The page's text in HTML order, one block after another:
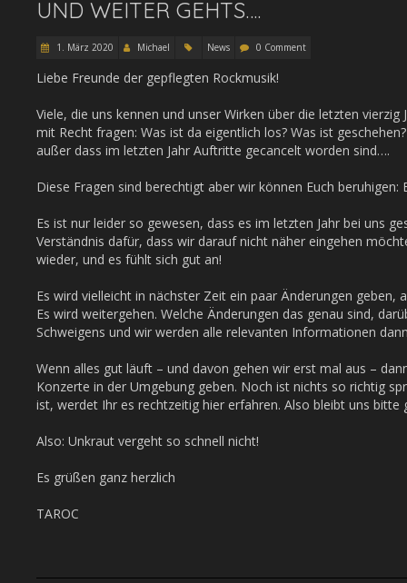
UND WEITER GEHTS….
1. März 2020 Michael News 0 Comment
Liebe Freunde der gepflegten Rockmusik!
Viele, die uns kennen und unser Wirken über die letzten
mit Recht fragen: Was ist da eigentlich los? Was ist
außer dass im letzten Jahr Auftritte gecancelt worden sind….
Diese Fragen sind berechtigt aber wir können Euch beruhigen:
Es ist nur leider so gewesen, dass es im letzten Jahr bei uns
Verständnis dafür, dass wir darauf nicht näher eingehen
wieder, und es fühlt sich gut an!
Es wird vielleicht in nächster Zeit ein paar Änderungen geben,
Es wird weitergehen. Welche Änderungen das genau sind,
Schweigens und wir werden alle relevanten Informationen
Wenn alles gut läuft – und davon gehen wir erst mal aus –
Konzerte in der Umgebung geben. Noch ist nichts so richtig
ist, werdet Ihr es rechtzeitig hier erfahren. Also bleibt uns bitte
Also: Unkraut vergeht so schnell nicht!
Es grüßen ganz herzlich
TAROC